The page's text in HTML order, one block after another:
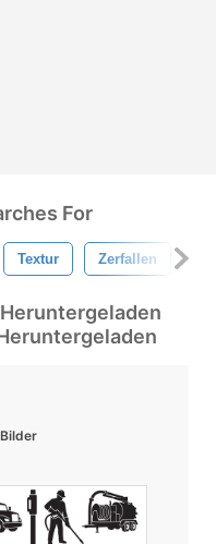
For
Textur Zerfallen